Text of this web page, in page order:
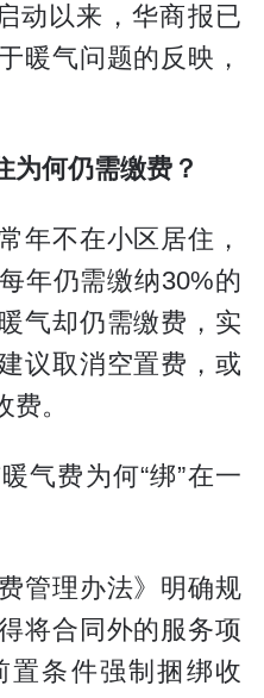
动以来，华商报已
暖气问题的反映，
为何仍需缴费？
年不在小区居住，
年仍需缴纳30%的
气却仍需缴费，实
议取消空置费，或
。
气费为何“绑”在一
管理办法》明确规
将合同外的服务项
置条件强制捆绑收